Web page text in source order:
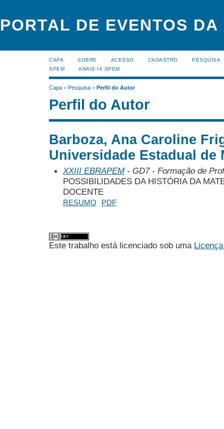
PORTAL DE EVENTOS DA
CAPA SOBRE ACESSO CADASTRO
PESQUISA
SPEM
ANAIS IX SPEM
Capa > Pesquisa > Perfil do Autor
Perfil do Autor
Barboza, Ana Caroline
Universidade Estadual de
XXIII EBRAPEM - GD7 - Formação de
POSSIBILIDADES DA HISTÓRIA DA
DOCENTE
RESUMO PDF
Este trabalho está licenciado sob uma